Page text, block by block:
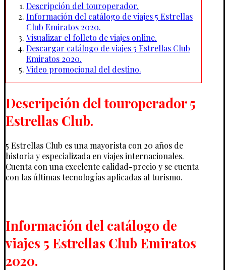
Descripción del touroperador.
Información del catálogo de viajes 5 Estrellas
Club Emiratos 2020.
Visualizar el folleto de viajes online.
Descargar catálogo de viajes 5 Estrellas Club
Emiratos 2020.
Video promocional del destino.
Descripción del touroperador 5
Estrellas Club.
5 Estrellas Club es una mayorista con 20 años de
historia y especializada en viajes internacionales.
Cuenta con una excelente calidad-precio y se cuenta
con las últimas tecnologías aplicadas al turismo.
Información del catálogo de
viajes 5 Estrellas Club Emiratos
2020.